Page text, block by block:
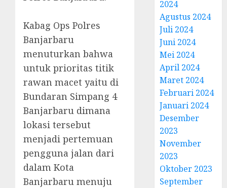
Kabag Ops Polres
Banjarbaru
menuturkan bahwa
untuk prioritas titik
rawan macet yaitu di
Bundaran Simpang 4
Banjarbaru dimana
lokasi tersebut
menjadi pertemuan
pengguna jalan dari
dalam Kota
Banjarbaru menuju
2024
Agustus 2024
Juli 2024
Juni 2024
Mei 2024
April 2024
Maret 2024
Februari 2024
Januari 2024
Desember
2023
November
2023
Oktober 2023
September